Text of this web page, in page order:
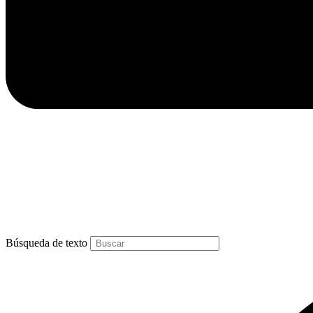
Búsqueda de texto